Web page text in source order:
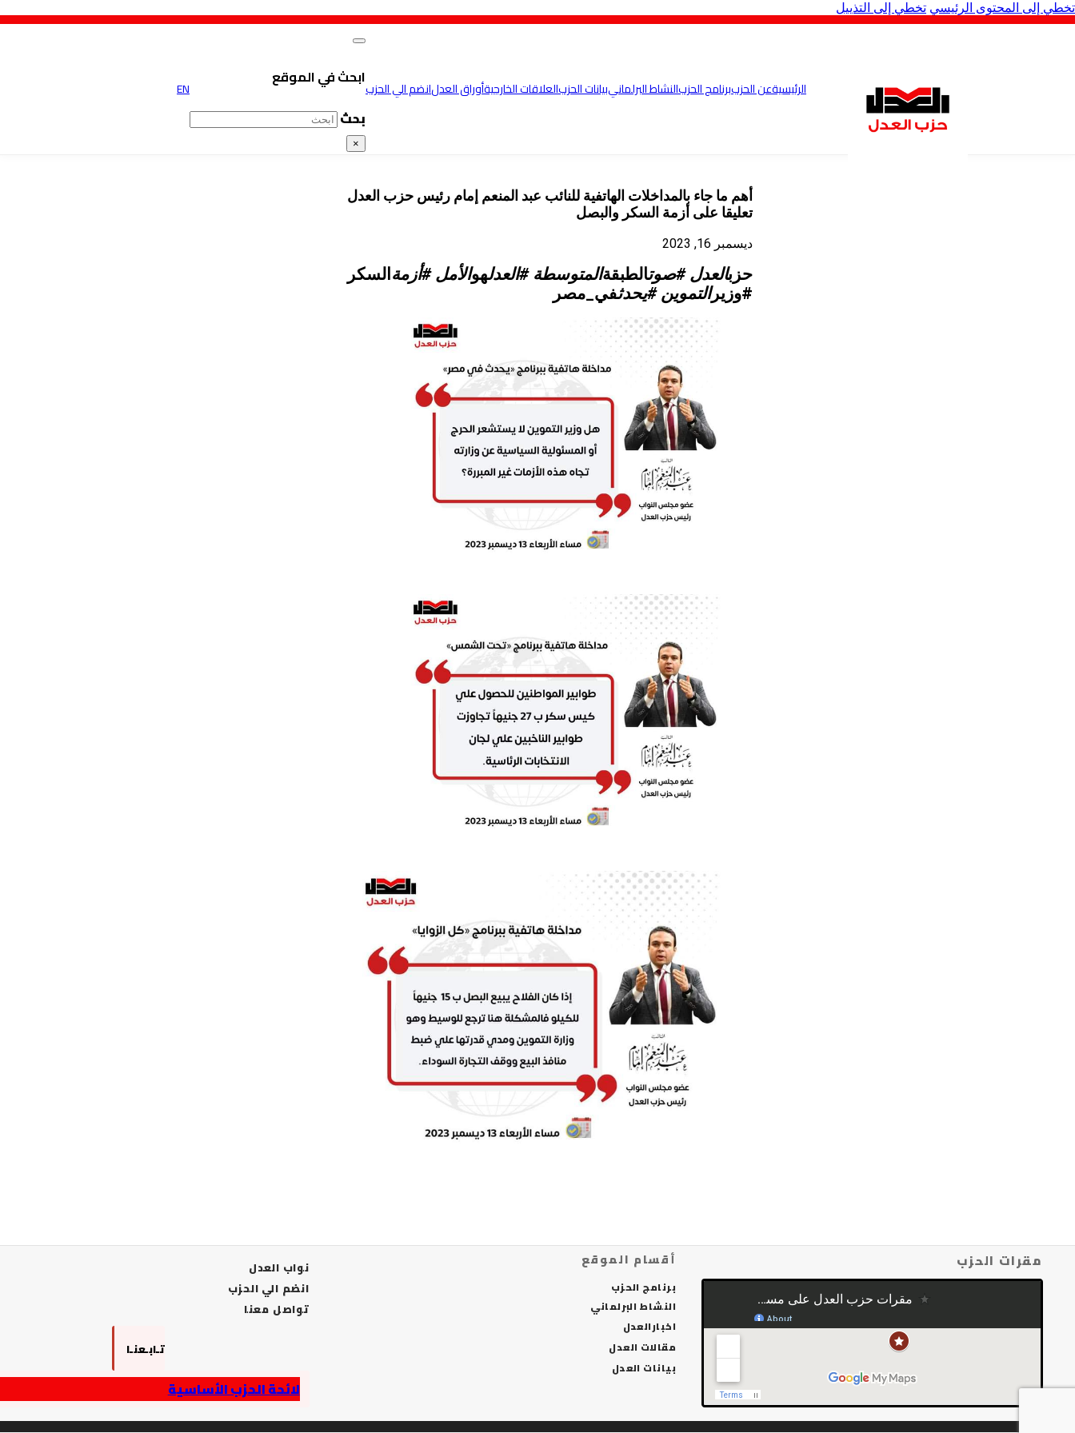
تخطي إلى المحتوى الرئيسي تخطي إلى التذييل
الرئيسيةعن الحزببرنامج الحزبالنشاط البرلمانيبيانات الحزبالعلاقات الخارجيةأوراق العدلانضم الي الحزبابحث في الموقع
بحث
×
EN
أهم ما جاء بالمداخلات الهاتفية للنائب عبد المنعم إمام رئيس حزب العدل
تعليقا على أزمة السكر والبصل
ديسمبر 16, 2023
حزبالعدل #صوتالطبقةالمتوسطة #العدلهوالأمل #أزمة السكر
#وزيرالتموين #يحدثفي_مصر
مقرات الحزب أقسام الموقع
برنامج الحزب
النشاط البرلماني
اخبارالعدل
مقالات العدل
بيانات العدل
نواب العدل
انضم الي الحزب
تواصل معنا
تـابـعنـا
لائحة الحزب الأساسية